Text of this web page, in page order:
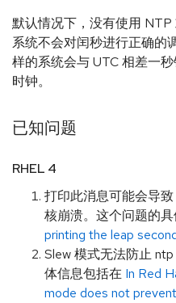
默认情况下，没有使用
系统不会对闰秒进行正确的
样的系统会与 UTC 相差一
时钟。
已知问题
RHEL 4
打印此消息可能会导
核崩溃。这个问题的
printing the leap
Slew 模式无法防止
体信息包括在 In Red
mode does not